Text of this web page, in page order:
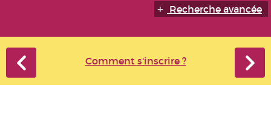
Recherche avancée
Comment s'inscrire ?